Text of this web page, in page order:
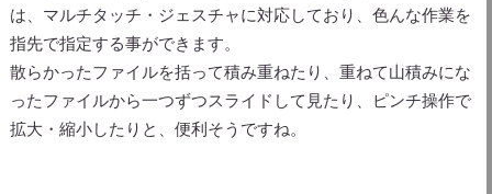
は、マルチタッチ・ジェスチャに対応しており、色んな作業を
指先で指定する事ができます。
散らかったファイルを括って積み重ねたり、重ねて山積みにな
ったファイルから一つずつスライドして見たり、ピンチ操作で
拡大・縮小したりと、便利そうですね。